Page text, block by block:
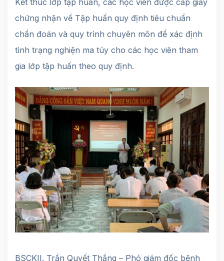
chứng nhận về Tập huấn quy định tiêu chuẩn
chẩn đoán và quy trình chuyên môn để xác định
tình trạng nghiện ma túy cho các học viên tham
gia lớp tập huấn theo quy định.
BSCKII. Trần Quyết Thắng – Phó giám đốc bệnh